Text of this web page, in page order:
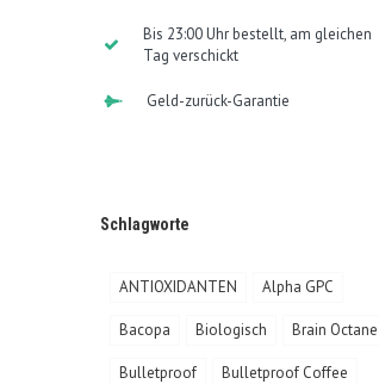
Bis 23:00 Uhr bestellt, am gleichen
Tag verschickt
Geld-zurück-Garantie
Schlagworte
ANTIOXIDANTEN Alpha GPC
Bacopa Biologisch Brain Octane
Bulletproof Bulletproof Coffee